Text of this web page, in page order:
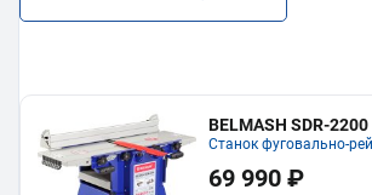
BELMASH SDR-2200
Станок фуговально-
69 990 ₽